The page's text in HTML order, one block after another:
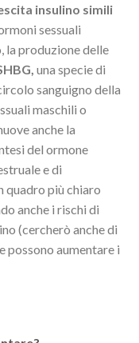
insulino simili
sessuali
la produzione delle
una specie di
sanguigno della
maschili o
anche la
del ormone
e di
quadro più chiaro
anche i rischi di
(cercherò anche di
possono aumentare i